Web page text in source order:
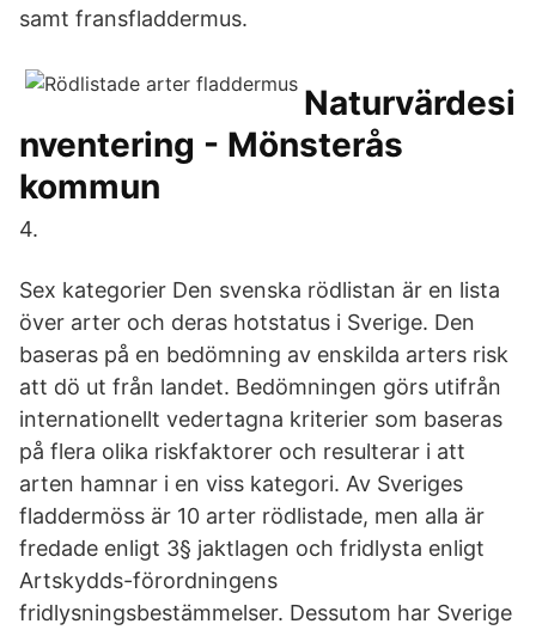
samt fransfladdermus.
Naturvärdesi
nventering - Mönsterås
kommun
4.
Sex kategorier Den svenska rödlistan är en lista
över arter och deras hotstatus i Sverige. Den
baseras på en bedömning av enskilda arters risk
att dö ut från landet. Bedömningen görs utifrån
internationellt vedertagna kriterier som baseras
på flera olika riskfaktorer och resulterar i att
arten hamnar i en viss kategori. Av Sveriges
fladdermöss är 10 arter rödlistade, men alla är
fredade enligt 3§ jaktlagen och fridlysta enligt
Artskydds-förordningens
fridlysningsbestämmelser. Dessutom har Sverige